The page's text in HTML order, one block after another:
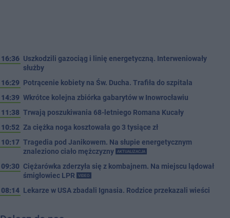
16:36 Uszkodzili gazociąg i linię energetyczną. Interweniowały
służby
16:29 Potrącenie kobiety na Św. Ducha. Trafiła do szpitala
14:39 Wkrótce kolejna zbiórka gabarytów w Inowrocławiu
11:38 Trwają poszukiwania 68-letniego Romana Kucały
10:52 Za ciężka noga kosztowała go 3 tysiące zł
10:17 Tragedia pod Janikowem. Na słupie energetycznym
znaleziono ciało mężczyzny
AKTUALIZACJA
09:30 Ciężarówka zderzyła się z kombajnem. Na miejscu lądował
śmigłowiec LPR
VIDEO
08:14 Lekarze w USA zbadali Ignasia. Rodzice przekazali wieści